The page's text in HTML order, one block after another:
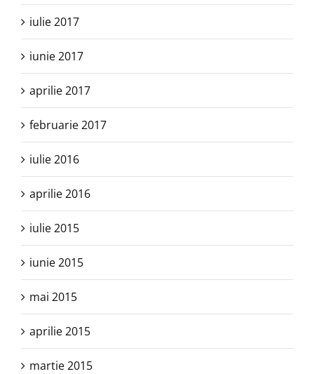
iulie 2017
iunie 2017
aprilie 2017
februarie 2017
iulie 2016
aprilie 2016
iulie 2015
iunie 2015
mai 2015
aprilie 2015
martie 2015